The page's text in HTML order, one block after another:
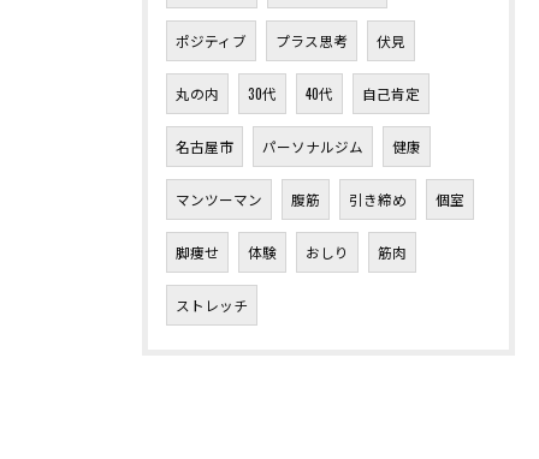
ポジティブ プラス思考 伏見
丸の内 30代 40代 自己肯定
名古屋市 パーソナルジム 健康
マンツーマン 腹筋 引き締め 個室
脚痩せ 体験 おしり 筋肉
ストレッチ